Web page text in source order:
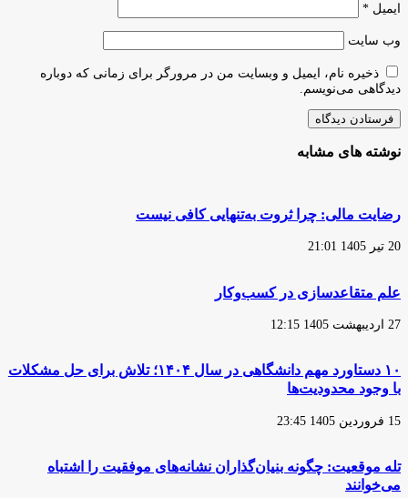
ایمیل *
وب‌ سایت
ذخیره نام، ایمیل و وبسایت من در مرورگر برای زمانی که دوباره
دیدگاهی می‌نویسم.
نوشته های مشابه
رضایت مالی: چرا ثروت به‌تنهایی کافی نیست
20 تیر 1405 21:01
علم متقاعدسازی در کسب‌وکار
27 اردیبهشت 1405 12:15
۱۰ دستاورد مهم دانشگاهی در سال ۱۴۰۴؛ تلاش برای حل مشکلات
با وجود محدودیت‌ها
15 فروردین 1405 23:45
تله موقعیت: چگونه بنیان‌گذاران نشانه‌های موفقیت را اشتباه
می‌خوانند